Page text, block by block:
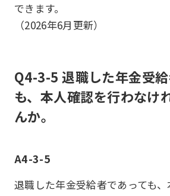
できます。
（2026年6月更新）
Q4-3-5 退職した年金受
も、本人確認を行わなけ
んか。
A4-3-5
退職した年金受給者であっても